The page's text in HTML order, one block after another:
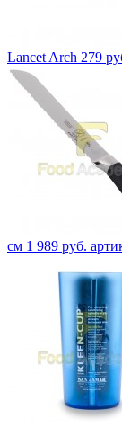
Lancet Arch 279
см 1 989 руб.